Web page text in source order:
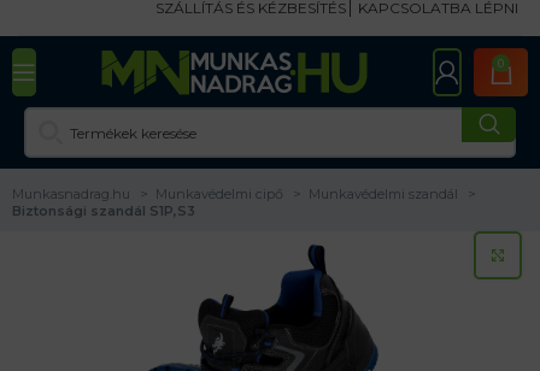
SZÁLLÍTÁS ÉS KÉZBESÍTÉS KAPCSOLATBA LÉPNI
0
Munkasnadrag.hu Munkavédelmi cipő
Munkavédelmi szandál
Biztonsági szandál S1P,S3